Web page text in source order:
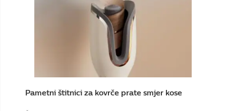
Pametni štitnici za kovrče prate smjer kose